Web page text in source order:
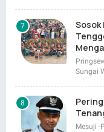
Sosok
Sungai
Mesuji -